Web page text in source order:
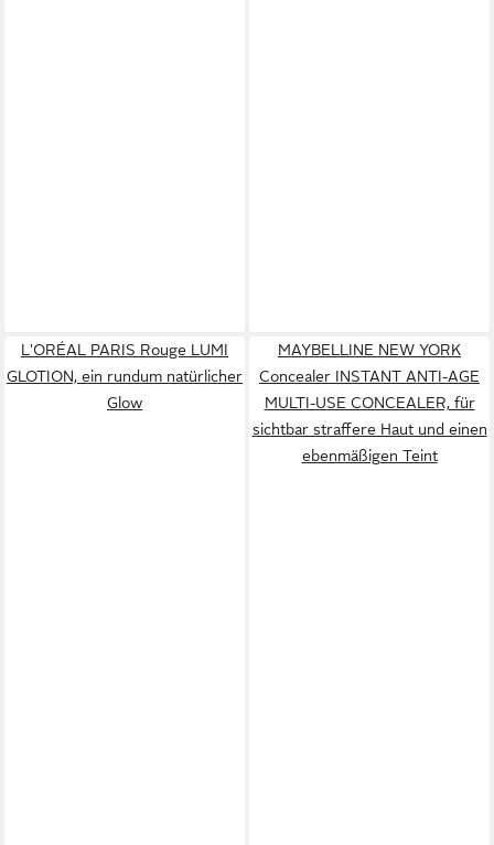
L'ORÉAL PARIS Rouge LUMI
GLOTION, ein rundum natürlicher
Glow
MAYBELLINE NEW YORK
Concealer INSTANT ANTI-AGE
MULTI-USE CONCEALER, für
sichtbar straffere Haut und einen
ebenmäßigen Teint